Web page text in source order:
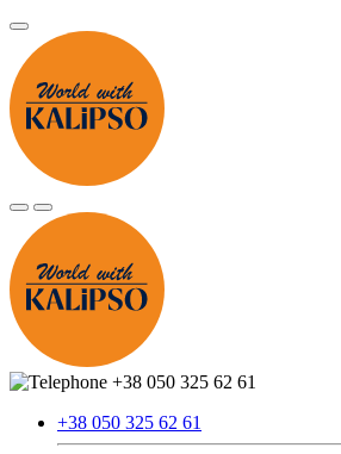
+38 050 325 62 61
+38 050 325 62 61